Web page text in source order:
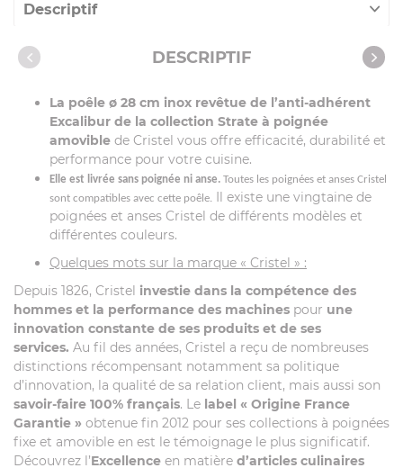
Descriptif
Caractéristiques
Recettes avec cet article
DESCRIPTIF
La poêle ø 28 cm inox revêtue de l’anti-adhérent
Excalibur de la collection Strate à poignée
amovible de Cristel vous offre efficacité, durabilité et
performance pour votre cuisine.
Elle est livrée sans poignée ni anse. Toutes les poignées et anses Cristel
sont compatibles avec cette poêle.
Il existe une vingtaine de
poignées et anses Cristel de différents modèles et
différentes couleurs.
Quelques mots sur la marque « Cristel » :
Depuis 1826, Cristel investie dans la compétence des
hommes et la performance des machines pour une
innovation constante de ses produits et de ses
services. Au fil des années, Cristel a reçu de nombreuses
distinctions récompensant notamment sa politique
d’innovation, la qualité de sa relation client, mais aussi son
savoir-faire 100% français. Le label « Origine France
Garantie » obtenue fin 2012 pour ses collections à poignées
fixe et amovible en est le témoignage le plus significatif.
Découvrez l’Excellence en matière d’articles culinaires